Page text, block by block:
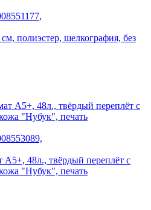
полиэстер, шелкография, без
48л., твёрдый переплёт с
"Нубук", печать